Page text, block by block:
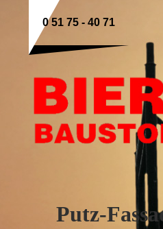
0 51 75 - 40 71
Putz-